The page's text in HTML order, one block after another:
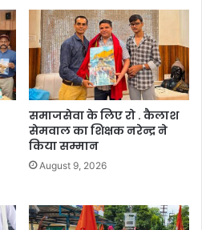
समाजसेवा के लिए रो . कैलाश
सेमवाल का शिक्षक नरेन्द्र ने
किया सम्मान
August 9, 2026